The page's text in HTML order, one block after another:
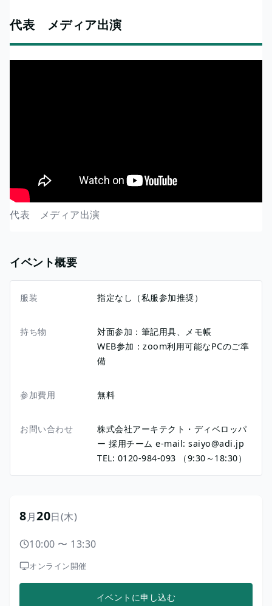
代表 メディア出演
代表 メディア出演
イベント概要
服装 指定なし（私服参加推奨）
持ち物
対面参加：筆記用具、メモ帳
WEB参加：zoom利用可能なPCのご準
備
参加費用 無料
お問い合わせ
株式会社アーキテクト・ディベロッパ
ー 採用チーム e-mail: saiyo@adi.jp
TEL: 0120-984-093 （9:30～18:30）
8月20日(木)
10:00 〜 13:30
オンライン開催
イベントに申し込む